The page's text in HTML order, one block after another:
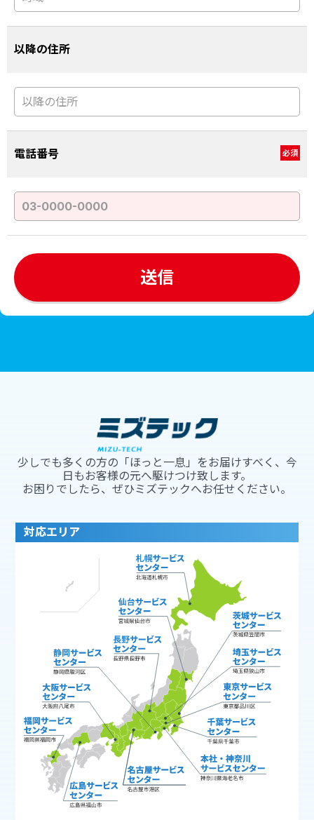
以降の住所
電話番号 必須
少しでも多くの方の「ほっと一息」をお届けすべく、今
日もお客様の元へ駆けつけ致します。
お困りでしたら、ぜひミズテックへお任せください。
対応エリア